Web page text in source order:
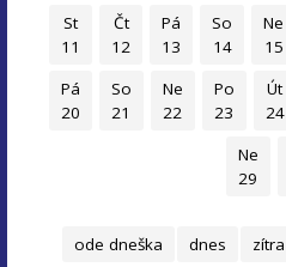
St
11
Čt
12
Pá
13
So
14
Ne
15
Pá
20
So
21
Ne
22
Po
23
Út
24
Ne
29
ode dneška dnes zítra